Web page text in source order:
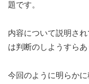
題です。
内容について説明さ
は判断のしようすらあ
今回のように明らか